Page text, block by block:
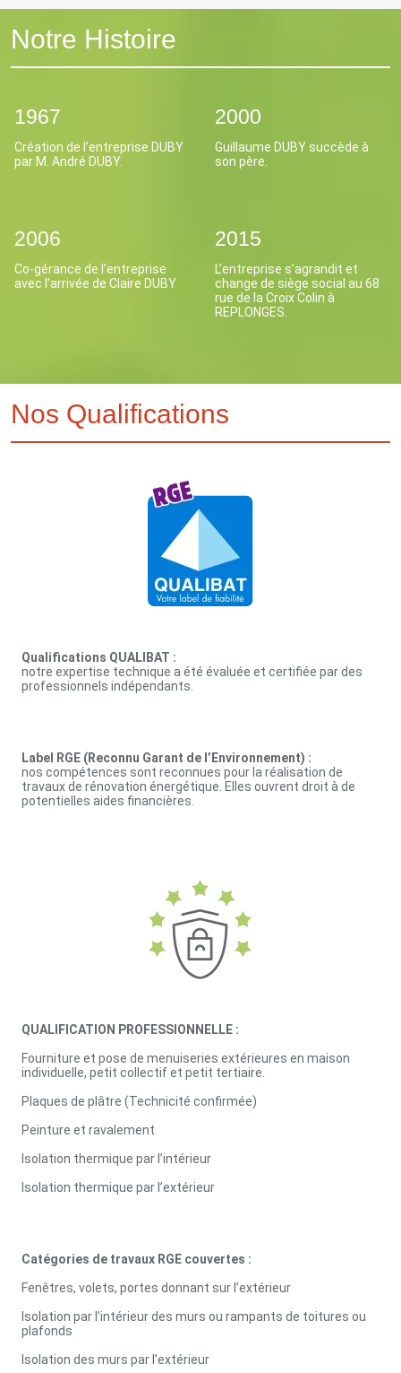
Notre Histoire
1967
Création de l’entreprise DUBY
par M. André DUBY.
2000
Guillaume DUBY succède à
son père.
2006
Co-gérance de l’entreprise
avec l’arrivée de Claire DUBY
2015
L’entreprise s’agrandit et
change de siège social au 68
rue de la Croix Colin à
REPLONGES.
Nos Qualifications
Qualifications QUALIBAT :
notre expertise technique a été évaluée et certifiée par des
professionnels indépendants.
Label RGE (Reconnu Garant de l’Environnement) :
nos compétences sont reconnues pour la réalisation de
travaux de rénovation énergétique. Elles ouvrent droit à de
potentielles aides financières.
QUALIFICATION PROFESSIONNELLE :
Fourniture et pose de menuiseries extérieures en maison
individuelle, petit collectif et petit tertiaire.
Plaques de plâtre (Technicité confirmée)
Peinture et ravalement
Isolation thermique par l’intérieur
Isolation thermique par l’extérieur
Catégories de travaux RGE couvertes :
Fenêtres, volets, portes donnant sur l’extérieur
Isolation par l’intérieur des murs ou rampants de toitures ou
plafonds
Isolation des murs par I’extérieur